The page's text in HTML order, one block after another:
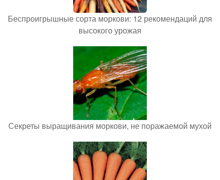
Беспроигрышные сорта моркови: 12 рекомендаций для
высокого урожая
Секреты выращивания моркови, не поражаемой мухой